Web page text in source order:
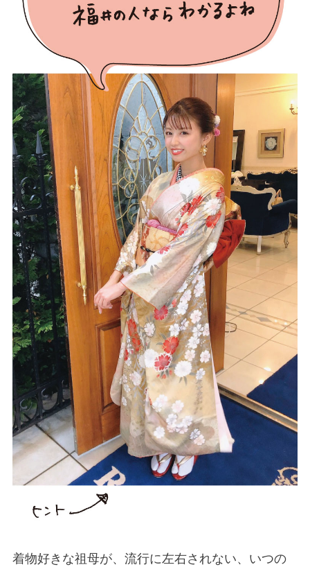
着物好きな祖母が、流行に左右されない、いつの